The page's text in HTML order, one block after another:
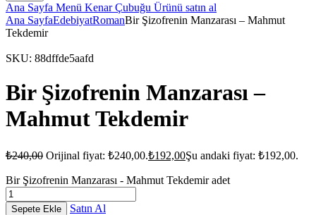
Ana Sayfa Menü Kenar Çubuğu Ürünü satın al
Ana SayfaEdebiyatRomanBir Şizofrenin Manzarası – Mahmut
Tekdemir
SKU: 88dffde5aafd
Bir Şizofrenin Manzarası –
Mahmut Tekdemir
₺240,00 Orijinal fiyat: ₺240,00.₺192,00Şu andaki fiyat: ₺192,00.
Bir Şizofrenin Manzarası - Mahmut Tekdemir adet
Sepete Ekle
Satın Al